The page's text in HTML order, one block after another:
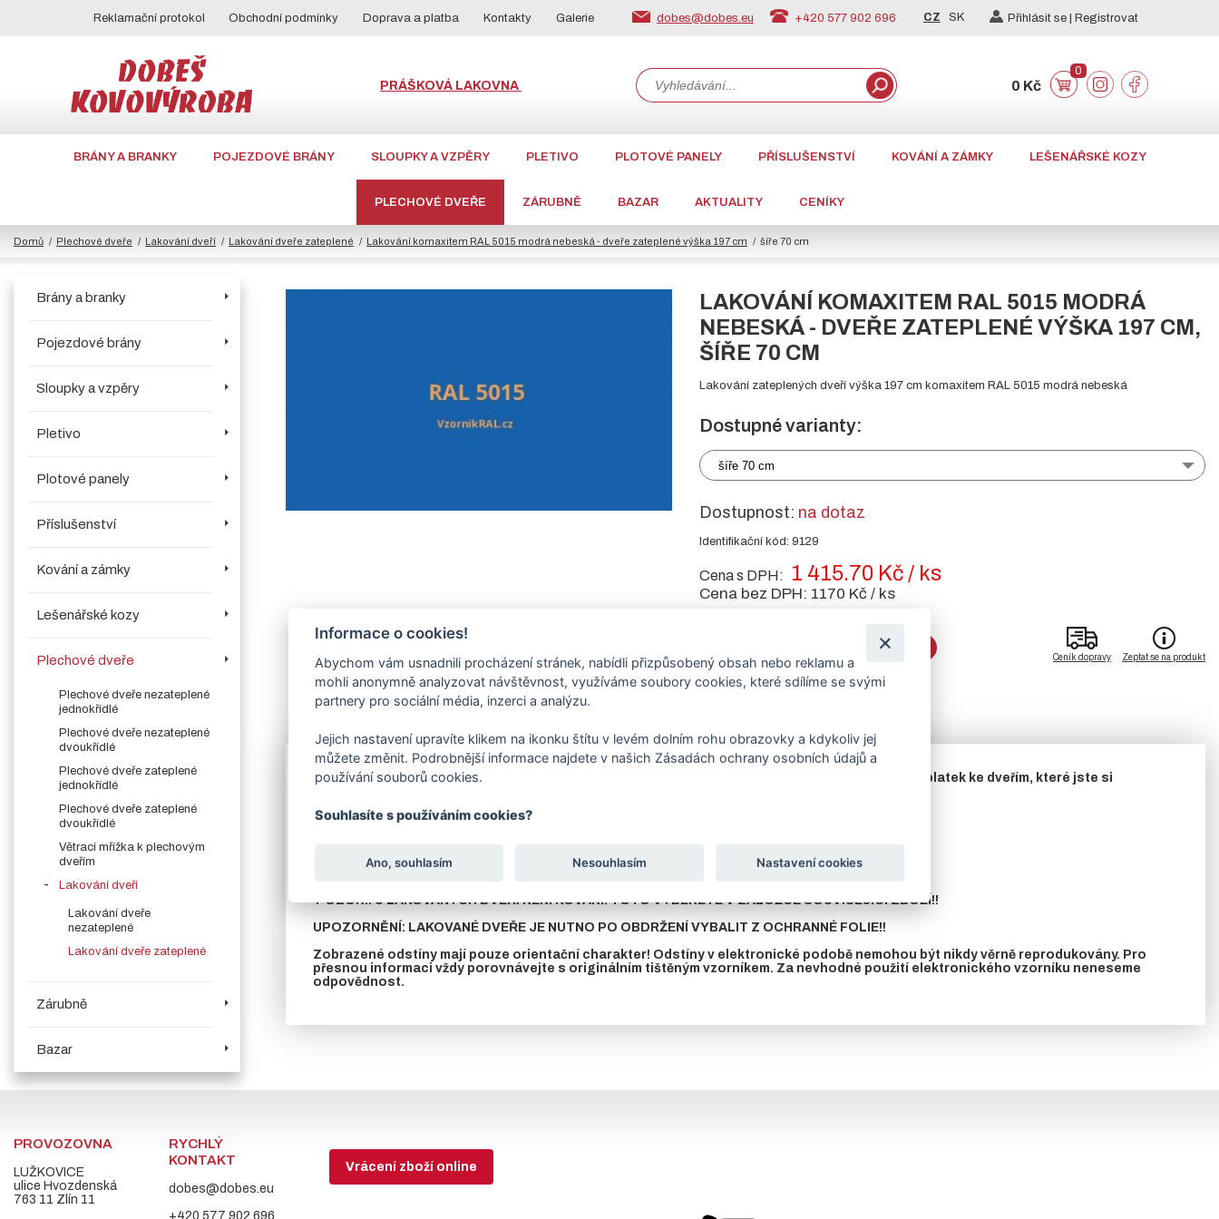
Reklamační protokol Obchodní podmínky Doprava a platba Kontakty Galerie dobes@dobes.eu +420 577 902 696 CZ SK Přihlásit se | Registrovat
PRÁŠKOVÁ LAKOVNA 0 Kč
0
BRÁNY A BRANKY POJEZDOVÉ BRÁNY SLOUPKY A VZPĚRY PLETIVO PLOTOVÉ PANELY PŘÍSLUŠENSTVÍ KOVÁNÍ A ZÁMKY LEŠENÁŘSKÉ KOZY
PLECHOVÉ DVEŘE ZÁRUBNĚ BAZAR AKTUALITY CENÍKY
Domů Plechové dveře Lakování dveří Lakování dveře zateplené Lakování komaxitem RAL 5015 modrá nebeská - dveře zateplené výška 197 cm šíře 70 cm
Brány a branky
Pojezdové brány
Sloupky a vzpěry
Pletivo
Plotové panely
Příslušenství
Kování a zámky
Lešenářské kozy
Plechové dveře
Plechové dveře nezateplené
jednokřídlé
Plechové dveře nezateplené
dvoukřídlé
Plechové dveře zateplené
jednokřídlé
Plechové dveře zateplené
dvoukřídlé
Větrací mřížka k plechovým
dveřím
Lakování dveří
Lakování dveře
nezateplené
Lakování dveře zateplené
Zárubně
Bazar
LAKOVÁNÍ KOMAXITEM RAL 5015 MODRÁ
NEBESKÁ - DVEŘE ZATEPLENÉ VÝŠKA 197 CM,
ŠÍŘE 70 CM
Lakování zateplených dveří výška 197 cm komaxitem RAL 5015 modrá nebeská
Dostupné varianty:
šíře 70 cm
Dostupnost: na dotaz
Identifikační kód: 9129
Cena s DPH: 1 415.70 Kč / ks
Cena bez DPH: 1170 Kč / ks
DO KOŠÍKU
Ceník dopravy Zeptat se na produkt
Více o produktu
Lakování dveří vypalovanou práškovou barvou - komaxitem
Jedná se o příplatek ke dveřím, které jste si
V objednávací tabulce e-shopu vyberte rozměr - šíři dveří .
U zateplených dveří je krycí plech z vnitřní strany dveří přinýtován k rámu až po nalakování.
POZOR!! U LAKOVANÝCH DVEŘÍ NENÍ KOVÁNÍ. TOTO VYBERETE V ZÁLOŽCE SOUVISEJÍCÍ ZBOŽÍ!!
UPOZORNĚNÍ: LAKOVANÉ DVEŘE JE NUTNO PO OBDRŽENÍ VYBALIT Z OCHRANNÉ FOLIE!!
Zobrazené odstíny mají pouze orientační charakter! Odstíny v elektronické podobě nemohou být nikdy věrně reprodukovány. Pro
přesnou informaci vždy porovnávejte s originálním tištěným vzorníkem. Za nevhodné použití elektronického vzorníku neneseme
odpovědnost.
PROVOZOVNA
LUŽKOVICE
ulice Hvozdenská
763 11 Zlín 11
RYCHLÝ
KONTAKT
dobes@dobes.eu
+420 577 902 696
Vrácení zboží online
Informace o cookies!
Abychom vám usnadnili procházení stránek, nabídli přizpůsobený obsah nebo reklamu a
mohli anonymně analyzovat návštěvnost, využíváme soubory cookies, které sdílíme se svými
partnery pro sociální média, inzerci a analýzu.
Jejich nastavení upravíte klikem na ikonku štítu v levém dolním rohu obrazovky a kdykoliv jej
můžete změnit. Podrobnější informace najdete v našich Zásadách ochrany osobních údajů a
používání souborů cookies.
Souhlasíte s používáním cookies?
Ano, souhlasím Nesouhlasím Nastavení cookies